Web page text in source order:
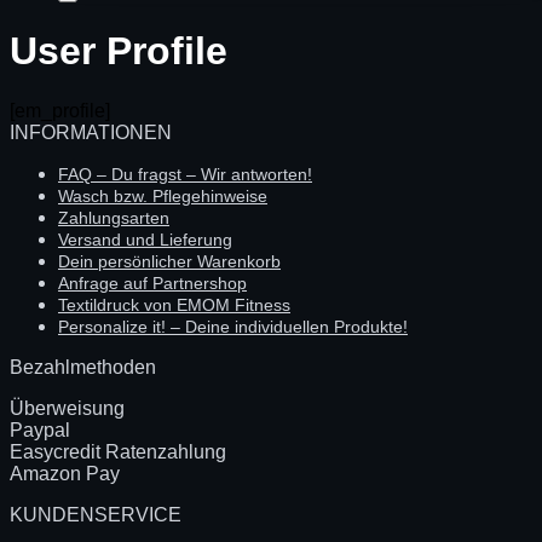
User Profile
INFORMATIONEN
FAQ – Du fragst – Wir antworten!
Wasch bzw. Pflegehinweise
Zahlungsarten
Versand und Lieferung
Dein persönlicher Warenkorb
Anfrage auf Partnershop
Textildruck von EMOM Fitness
Personalize it! – Deine individuellen Produkte!
Bezahlmethoden
Überweisung
Paypal
Easycredit Ratenzahlung
Amazon Pay
KUNDENSERVICE